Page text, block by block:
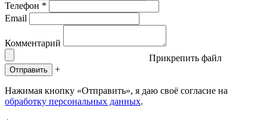
Телефон *
Email
Комментарий
Прикрепить файл
Отправить +
Нажимая кнопку «Отправить», я даю своё согласие на
обработку персональных данных.